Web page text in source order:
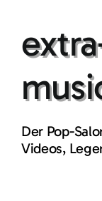
content
Der Pop-
Videos,